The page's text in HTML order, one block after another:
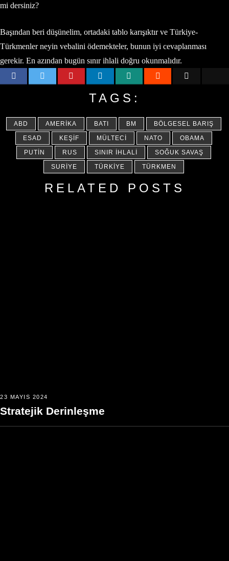
mi dersiniz?
Başından beri düşünelim, ortadaki tablo karışıktır ve Türkiye-
Türkmenler neyin vebalini ödemekteler, bunun iyi cevaplanması
gerekir. En azından bugün sınır ihlali doğru okunmalıdır.
TAGS:
ABD AMERIKA BATI BM
BÖLGESEL BARIŞ
ESAD
KEŞIF MÜLTECI NATO
OBAMA
PUTIN
RUS SINIR IHLALI
SOĞUK SAVAŞ
SURIYE
TÜRKIYE TÜRKMEN
RELATED POSTS
23 MAYIS 2024
Stratejik Derinleşme